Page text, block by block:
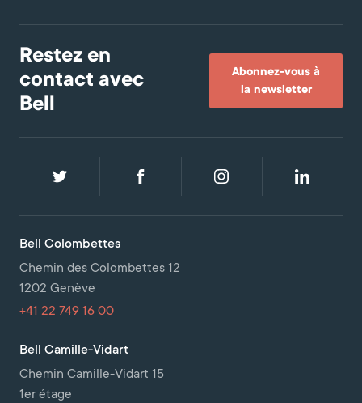
Restez en
contact avec
Bell
Abonnez-vous à
la newsletter
Bell Colombettes
Chemin des Colombettes 12
1202 Genève
+41 22 749 16 00
Bell Camille-Vidart
Chemin Camille-Vidart 15
1er étage